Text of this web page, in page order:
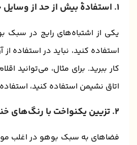
۱. استفادۀ بیش از حد از وسایل حصیری
یکی از اشتباه‌های رایج در سبک
استفاده کنید، نباید در استفاده
کار ببرید. برای مثال، می‌توانید
اتاق نشیمن استفاده کنید،
۲. تزیین یکنواخت با رنگ‌های خنثی
فضاهای به سبک بوهو در اغلب